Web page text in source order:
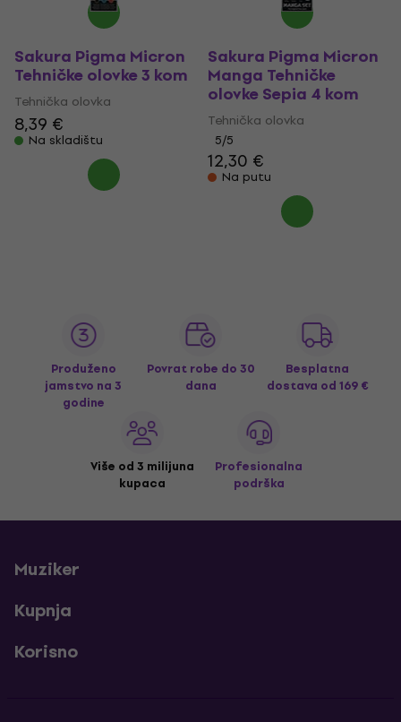
Sakura Pigma Micron
Tehničke olovke 3 kom
Tehnička olovka
8,39 €
Na skladištu
Sakura Pigma Micron
Manga Tehničke
olovke Sepia 4 kom
Tehnička olovka
5/5
12,30 €
Na putu
Produženo
jamstvo na 3
godine
Povrat robe do 30
dana
Besplatna
dostava od 169 €
Više od 3 milijuna
kupaca
Profesionalna
podrška
Muziker
Kupnja
Korisno